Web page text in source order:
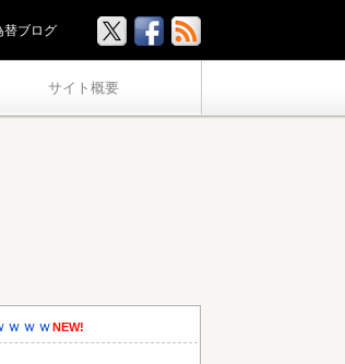
サイト概要
替ブログ
ｗｗｗNEW!